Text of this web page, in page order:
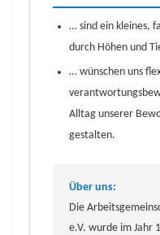
… sind ein kleines,
durch Höhen und
… wünschen uns
Alltag unserer
gestalten.
Über uns:
Die
e.V. wurde im Jahr